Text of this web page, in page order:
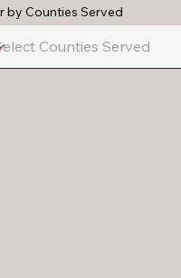
by Counties Served